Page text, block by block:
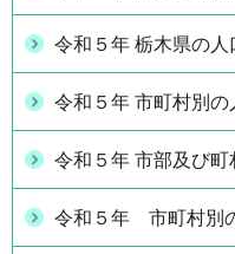
令和５年 栃木県の
令和５年 市町村別
令和５年 市部及び
令和５年 市町村別